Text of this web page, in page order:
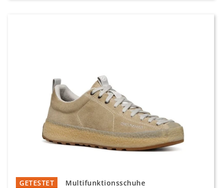
Multifunktionsschuhe
GETESTET